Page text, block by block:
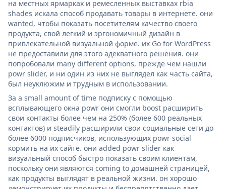
на местных ярмарках и ремесленных выставках rbia
shades искала способ продавать товары в интернете. они
wanted, чтобы показать посетителям качество своего
продукта, свой легкий и эргономичный дизайн в
привлекательной визуальной форме. их Go for WordPress
не предоставили для этого адекватного решения. они
попробовали many different options, прежде чем нашли
powr slider, и ни один из них не выглядел как часть сайта,
был неуклюжим и трудным в использовании.
За a small amount of time подписку с помощью
всплывающего окна powr они смогли boost расширить
свои контакты более чем на 250% (более 600 реальных
контактов) и steadily расширили свои социальные сети до
более 6000 подписчиков, использующих powr social
кормить на их сайте. они added powr slider как
визуальный способ быстро показать своим клиентам,
поскольку они являются coming to домашней страницей,
как продукты выглядят в реальной жизни. он хорошо